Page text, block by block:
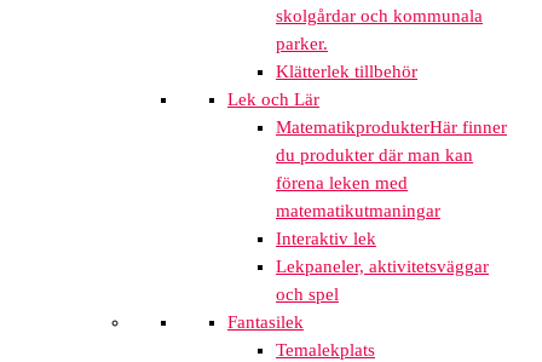
skolgårdar och kommunala
parker.
Klätterlek tillbehör
Lek och Lär
MatematikprodukterHär finner
du produkter där man kan
förena leken med
matematikutmaningar
Interaktiv lek
Lekpaneler, aktivitetsväggar
och spel
Fantasilek
Temalekplats